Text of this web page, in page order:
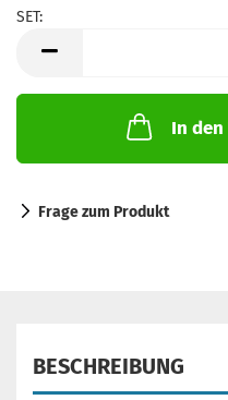
SET:
In
Frage zum Produkt
BESCHREIBUNG